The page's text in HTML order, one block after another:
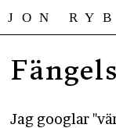
JON
Jag googlar